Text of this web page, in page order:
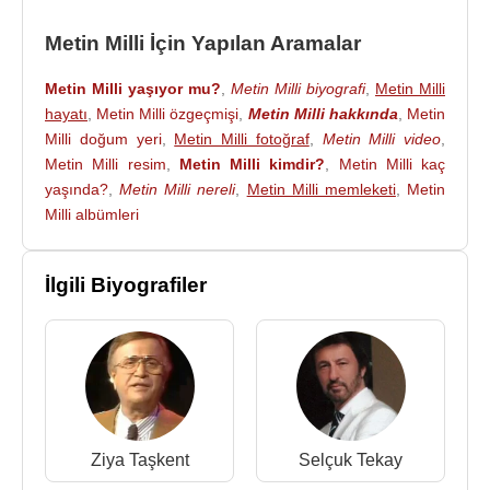
gibi isimlerle bir araya gelir, edebiyat, şiir, musiki,
Radyosu’ndanFerit Sıdal’ın daveti ile 1975 yılında
ilk defaTRT Ankara Radyosu’nda şarkı söyledi.
Metin Milli’nin tiyatro çalışmaları amatörden öte
gitmedi, kara kalem çalışmaları maaşına ek oldu,
yenilik peşinde koştuğu müzik anlayışı ile Altın Plak
1978 yılında klasik eserlerden oluşan bir LP yaptı.
Metin Milli, Çiçekler Yasta adlı parçasının yer aldığı
Merhaba adlı albümü ile patlama yaptığı 1983
yılının flaş sanatçısı olmuştur.
En sevilen şarkıları ''Seviyorum İşte, Vurgun,
Çiçekler Yasta'' adlı parçalarıdır. Metin Milli Türk
müziğine o dönemlerde yeni bir tat katmış usta bir
Metin Milli İçin Yapılan Aramalar
Metin Milli yaşıyor mu?, Metin Milli biyografi, Metin Milli
hayatı, Metin Milli özgeçmişi, Metin Milli hakkında, Metin
Milli doğum yeri, Metin Milli fotoğraf, Metin Milli video,
Metin Milli resim, Metin Milli kimdir?, Metin Milli kaç
yaşında?,Metin Milli nereli, Metin Milli memleketi, Metin
Milli albümleri
İlgili Biyografiler
Ziya Taşkent Selçuk Tekay